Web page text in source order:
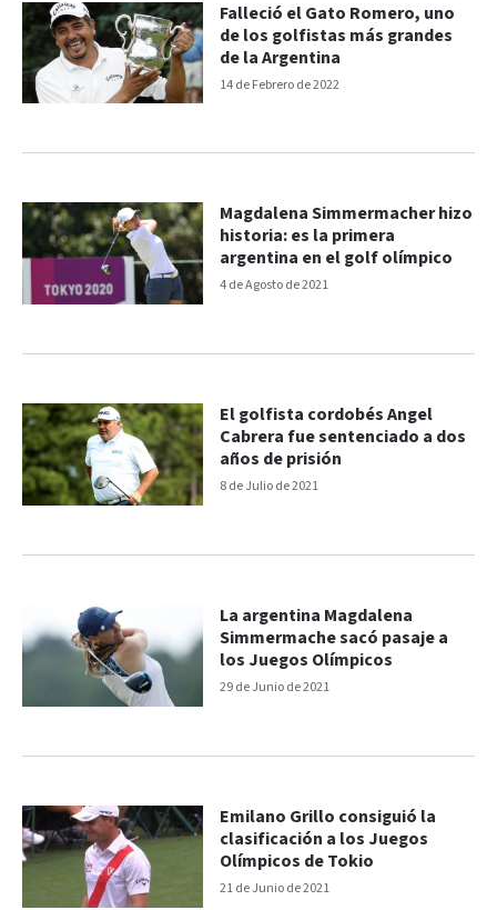
14 de Febrero de 2022
Falleció el Gato Romero, uno
de los golfistas más grandes
de la Argentina
4 de Agosto de 2021
Magdalena Simmermacher hizo
historia: es la primera
argentina en el golf olímpico
8 de Julio de 2021
El golfista cordobés Angel
Cabrera fue sentenciado a dos
años de prisión
29 de Junio de 2021
La argentina Magdalena
Simmermache sacó pasaje a
los Juegos Olímpicos
21 de Junio de 2021
Emilano Grillo consiguió la
clasificación a los Juegos
Olímpicos de Tokio